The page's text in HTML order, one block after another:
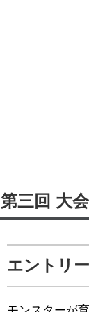
第三回 大
エントリー